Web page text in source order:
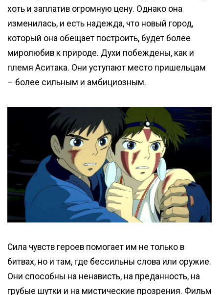
хоть и заплатив огромную цену. Однако она
изменилась, и есть надежда, что новый город,
который она обещает построить, будет более
миролюбив к природе. Духи побеждены, как и
племя Аситака. Они уступают место пришельцам
– более сильным и амбициозным.
Сила чувств героев помогает им не только в
битвах, но и там, где бессильны слова или оружие.
Они способны на ненависть, на преданность, на
грубые шутки и на мистические прозрения. Фильм